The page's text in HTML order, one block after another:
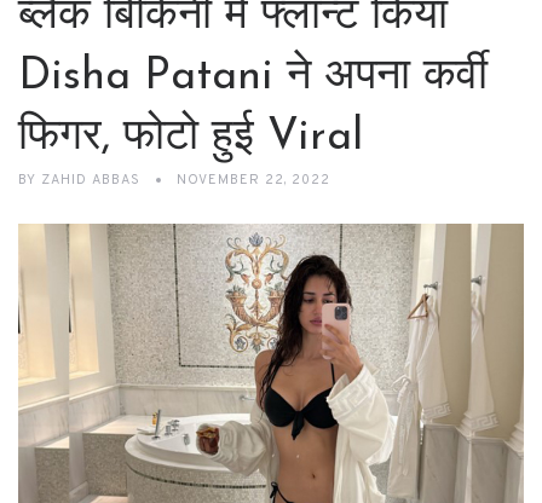
ब्लैक बिकिनी में फ्लॉन्ट किया
Disha Patani ने अपना कर्वी
फिगर, फोटो हुई Viral
BY ZAHID ABBAS NOVEMBER 22, 2022